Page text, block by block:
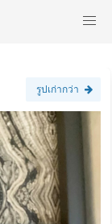
รูปเก่ากว่า